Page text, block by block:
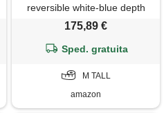
reversible white-blue depth
k2124ew - color: ald tg. M
175,89 €
Sped. gratuita
M TALL
amazon